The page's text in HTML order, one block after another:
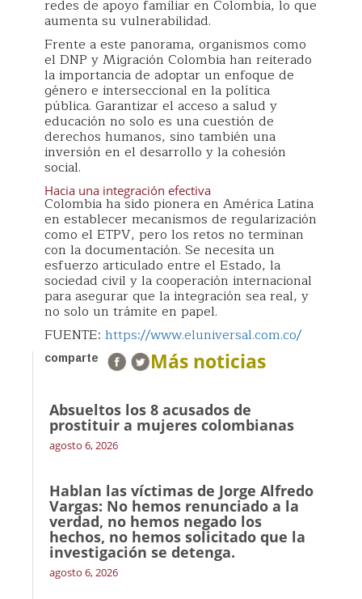
redes de apoyo familiar en Colombia, lo que
aumenta su vulnerabilidad.
Frente a este panorama, organismos como
el DNP y Migración Colombia han reiterado
la importancia de adoptar un enfoque de
género e interseccional en la política
pública. Garantizar el acceso a salud y
educación no solo es una cuestión de
derechos humanos, sino también una
inversión en el desarrollo y la cohesión
social.
Hacia una integración efectiva
Colombia ha sido pionera en América Latina
en establecer mecanismos de regularización
como el ETPV, pero los retos no terminan
con la documentación. Se necesita un
esfuerzo articulado entre el Estado, la
sociedad civil y la cooperación internacional
para asegurar que la integración sea real, y
no solo un trámite en papel.
FUENTE: https://www.eluniversal.com.co/
comparte Más noticias
Absueltos los 8 acusados de
prostituir a mujeres colombianas
agosto 6, 2026
Hablan las víctimas de Jorge Alfredo
Vargas: No hemos renunciado a la
verdad, no hemos negado los
hechos, no hemos solicitado que la
investigación se detenga.
agosto 6, 2026